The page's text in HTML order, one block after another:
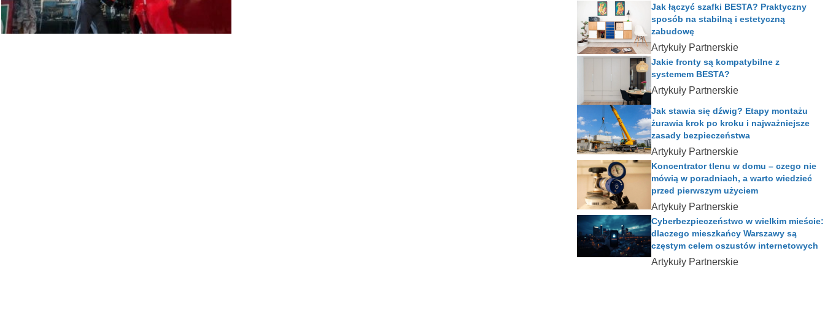
Artykuły Partnerskie
Jak łączyć szafki BESTA? Praktyczny
sposób na stabilną i estetyczną
zabudowę
Artykuły Partnerskie
Jakie fronty są kompatybilne z
systemem BESTA?
Artykuły Partnerskie
Jak stawia się dźwig? Etapy montażu
żurawia krok po kroku i najważniejsze
zasady bezpieczeństwa
Artykuły Partnerskie
Koncentrator tlenu w domu – czego nie
mówią w poradniach, a warto wiedzieć
przed pierwszym użyciem
Artykuły Partnerskie
Cyberbezpieczeństwo w wielkim mieście:
dlaczego mieszkańcy Warszawy są
częstym celem oszustów internetowych